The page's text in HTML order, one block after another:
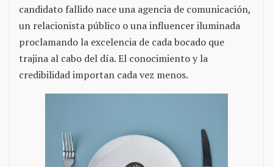
candidato fallido nace una agencia de comunicación,
un relacionista público o una influencer iluminada
proclamando la excelencia de cada bocado que
trajina al cabo del día. El conocimiento y la
credibilidad importan cada vez menos.